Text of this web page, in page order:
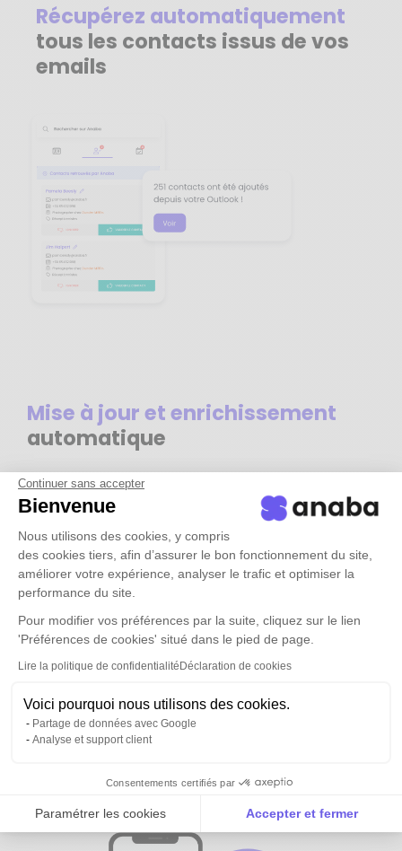
Continuer sans accepter
Bienvenue
Nous utilisons des cookies, y compris
des cookies tiers, afin d’assurer le bon fonctionnement du site,
améliorer votre expérience, analyser le trafic et optimiser la
performance du site.
Pour modifier vos préférences par la suite, cliquez sur le lien
'Préférences de cookies' situé dans le pied de page.
Lire la politique de confidentialitéDéclaration de cookies
Voici pourquoi nous utilisons des cookies.
Partage de données avec Google
Analyse et support client
Consentements certifiés par
Paramétrer les cookies Accepter et fermer
Axeptio consent
Plateforme de Gestion du Consentement :
Récupérez automatiquement
tous les contacts issus de vos
emails
Mise à jour et enrichissement
automatique
Tous vos contacts et ceux de vos
équipesdisponibles partout